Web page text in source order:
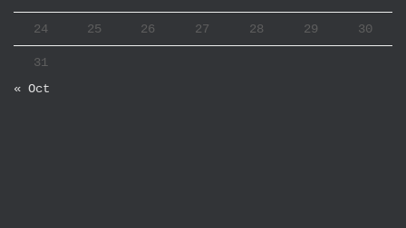
24 25 26 27 28 29 30
31
« Oct